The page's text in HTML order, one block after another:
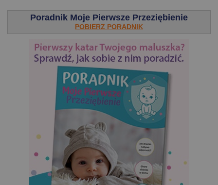
Poradnik Moje Pierwsze Przeziębienie
POBIERZ PORADNIK